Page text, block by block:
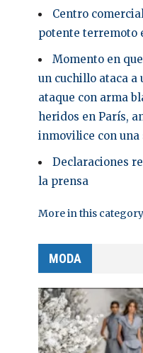
Centro
potente terremoto
Momento en
un cuchillo ataca a
ataque con arma
heridos en París,
inmovilice con una
Declaraciones
la prensa
More in this
MODA